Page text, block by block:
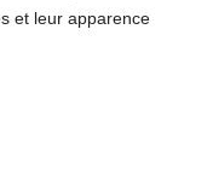
et leur apparence